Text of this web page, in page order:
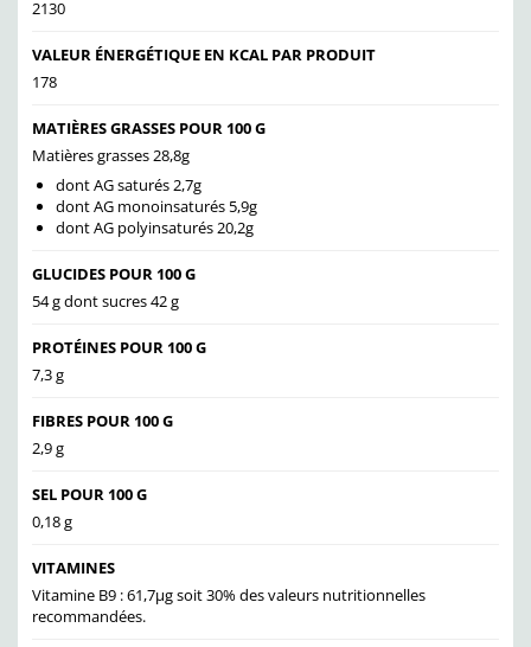
2130
VALEUR ÉNERGÉTIQUE EN KCAL PAR PRODUIT
178
MATIÈRES GRASSES POUR 100 G
Matières grasses 28,8g
dont AG saturés 2,7g
dont AG monoinsaturés 5,9g
dont AG polyinsaturés 20,2g
GLUCIDES POUR 100 G
54 g dont sucres 42 g
PROTÉINES POUR 100 G
7,3 g
FIBRES POUR 100 G
2,9 g
SEL POUR 100 G
0,18 g
VITAMINES
Vitamine B9 : 61,7µg soit 30% des valeurs nutritionnelles
recommandées.